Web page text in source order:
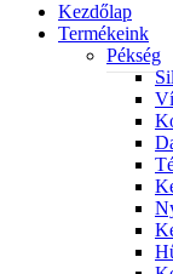
Kezdőlap
Termékeink
Pékség